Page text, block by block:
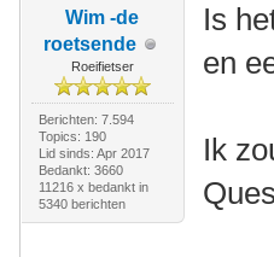
Wim -de
roetsende
Roeifietser
Berichten: 7.594
Topics: 190
Lid sinds: Apr 2017
Bedankt: 3660
11216 x bedankt in
5340 berichten
Is
en
Ik